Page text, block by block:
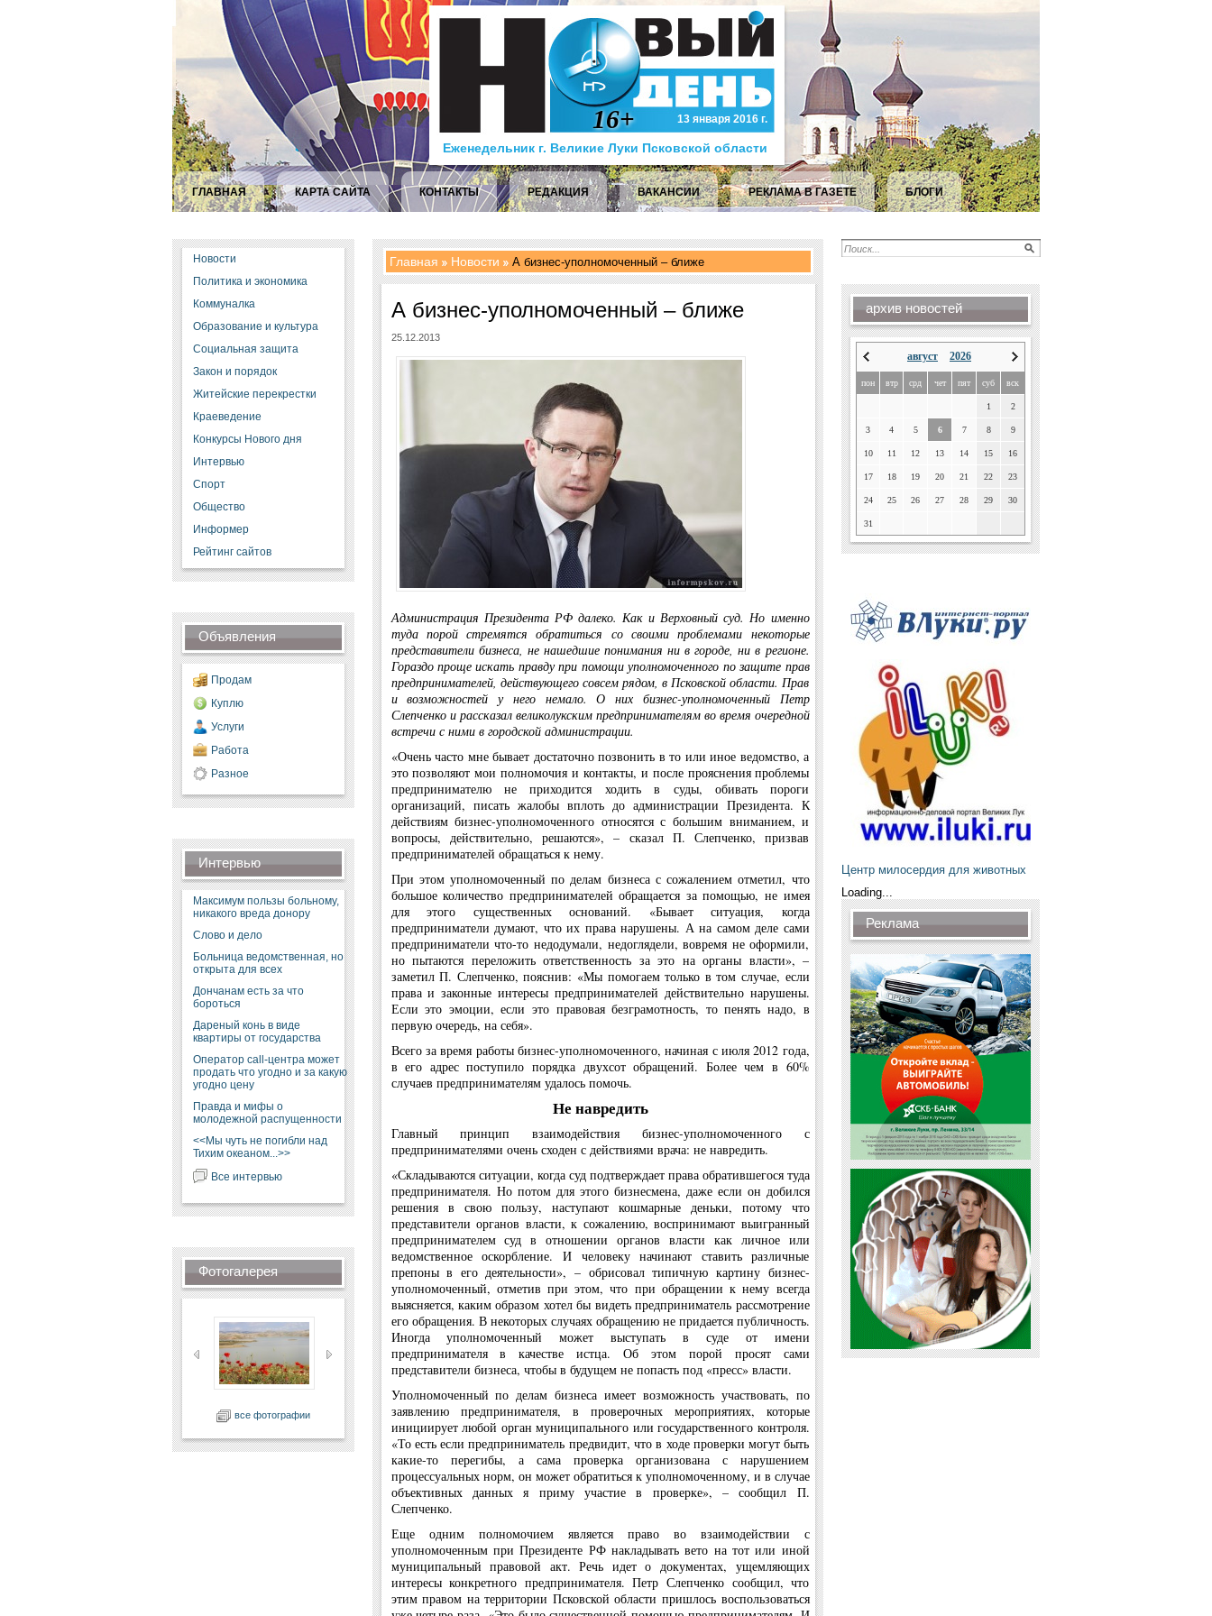
16+ 13 января 2016 г.
Еженедельник г. Великие Луки Псковской области
ГЛАВНАЯ КАРТА САЙТА КОНТАКТЫ РЕДАКЦИЯ ВАКАНСИИ РЕКЛАМА В ГАЗЕТЕ БЛОГИ
Новости
Политика и экономика
Коммуналка
Образование и культура
Социальная защита
Закон и порядок
Житейские перекрестки
Краеведение
Конкурсы Нового дня
Интервью
Спорт
Общество
Информер
Рейтинг сайтов
Объявления
Продам
Куплю
Услуги
Работа
Разное
Интервью
Максимум пользы больному,
никакого вреда донору
Слово и дело
Больница ведомственная, но
открыта для всех
Дончанам есть за что
бороться
Дареный конь в виде
квартиры от государства
Оператор call-центра может
продать что угодно и за какую
угодно цену
Правда и мифы о
молодежной распущенности
<<Мы чуть не погибли над
Тихим океаном...>>
Все интервью
Фотогалерея
все фотографии
Главная Новости А бизнес-уполномоченный – ближе
А бизнес-уполномоченный – ближе
25.12.2013
Администрация Президента РФ далеко. Как и Верховный суд. Но именно
туда порой стремятся обратиться со своими проблемами некоторые
представители бизнеса, не нашедшие понимания ни в городе, ни в регионе.
Гораздо проще искать правду при помощи уполномоченного по защите прав
предпринимателей, действующего совсем рядом, в Псковской области. Прав
и возможностей у него немало. О них бизнес-уполномоченный Петр
Слепченко и рассказал великолукским предпринимателям во время очередной
встречи с ними в городской администрации.
«Очень часто мне бывает достаточно позвонить в то или иное ведомство, а
это позволяют мои полномочия и контакты, и после прояснения проблемы
предпринимателю не приходится ходить в суды, обивать пороги
организаций, писать жалобы вплоть до администрации Президента. К
действиям бизнес-уполномоченного относятся с большим вниманием, и
вопросы, действительно, решаются», – сказал П. Слепченко, призвав
предпринимателей обращаться к нему.
При этом уполномоченный по делам бизнеса с сожалением отметил, что
большое количество предпринимателей обращается за помощью, не имея
для этого существенных оснований. «Бывает ситуация, когда
предприниматели думают, что их права нарушены. А на самом деле сами
предприниматели что-то недодумали, недоглядели, вовремя не оформили,
но пытаются переложить ответственность за это на органы власти», –
заметил П. Слепченко, пояснив: «Мы помогаем только в том случае, если
права и законные интересы предпринимателей действительно нарушены.
Если это эмоции, если это правовая безграмотность, то пенять надо, в
первую очередь, на себя».
Всего за время работы бизнес-уполномоченного, начиная с июля 2012 года,
в его адрес поступило порядка двухсот обращений. Более чем в 60%
случаев предпринимателям удалось помочь.
Не навредить
Главный принцип взаимодействия бизнес-уполномоченного с
предпринимателями очень сходен с действиями врача: не навредить.
«Складываются ситуации, когда суд подтверждает права обратившегося туда
предпринимателя. Но потом для этого бизнесмена, даже если он добился
решения в свою пользу, наступают кошмарные деньки, потому что
представители органов власти, к сожалению, воспринимают выигранный
предпринимателем суд в отношении органов власти как личное или
ведомственное оскорбление. И человеку начинают ставить различные
препоны в его деятельности», – обрисовал типичную картину бизнес-
уполномоченный, отметив при этом, что при обращении к нему всегда
выясняется, каким образом хотел бы видеть предприниматель рассмотрение
его обращения. В некоторых случаях обращению не придается публичность.
Иногда уполномоченный может выступать в суде от имени
предпринимателя в качестве истца. Об этом порой просят сами
представители бизнеса, чтобы в будущем не попасть под «пресс» власти.
Уполномоченный по делам бизнеса имеет возможность участвовать, по
заявлению предпринимателя, в проверочных мероприятиях, которые
инициирует любой орган муниципального или государственного контроля.
«То есть если предприниматель предвидит, что в ходе проверки могут быть
какие-то перегибы, а сама проверка организована с нарушением
процессуальных норм, он может обратиться к уполномоченному, и в случае
объективных данных я приму участие в проверке», – сообщил П.
Слепченко.
Еще одним полномочием является право во взаимодействии с
уполномоченным при Президенте РФ накладывать вето на тот или иной
муниципальный правовой акт. Речь идет о документах, ущемляющих
интересы конкретного предпринимателя. Петр Слепченко сообщил, что
этим правом на территории Псковской области пришлось воспользоваться
архив новостей
август 2026
пон втр срд чет пят суб вск
1 2
3 4 5 6 7 8 9
10 11 12 13 14 15 16
17 18 19 20 21 22 23
24 25 26 27 28 29 30
31
Центр милосердия для животных
Loading...
Реклама